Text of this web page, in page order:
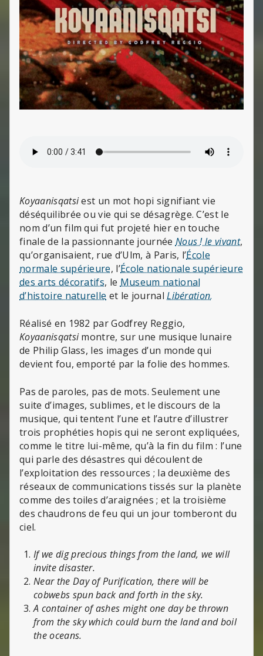
Koyaanisqatsiest un mot hopi signifiant vie
déséquilibrée ou vie qui se désagrège. C’est le
nom d’un film qui fut projeté hier en touche
finale de la passionnante journée Nous ! le vivant,
qu’organisaient, rue d’Ulm, à Paris, l’École
normale supérieure, l’École nationale supérieure
des arts décoratifs, le Museum national
d’histoire naturelle et le journalLibération.
Réalisé en 1982 par Godfrey Reggio,
Koyaanisqatsimontre, sur une musique lunaire
de Philip Glass, les images d’un monde qui
devient fou, emporté par la folie des hommes.
Pas de paroles, pas de mots. Seulement une
suite d’images, sublimes, et le discours de la
musique, qui tentent l’une et l’autre d’illustrer
trois prophéties hopis qui ne seront expliquées,
comme le titre lui-même, qu’à la fin du film : l’une
qui parle des désastres qui découlent de
l’exploitation des ressources ; la deuxième des
réseaux de communications tissés sur la planète
comme des toiles d’araignées ; et la troisième
des chaudrons de feu qui un jour tomberont du
ciel.
If we dig precious things from the land, we will
invite disaster.
Near the Day of Purification, there will be
cobwebs spun back and forth in the sky.
A container of ashes might one day be thrown
from the sky which could burn the land and boil
the oceans.